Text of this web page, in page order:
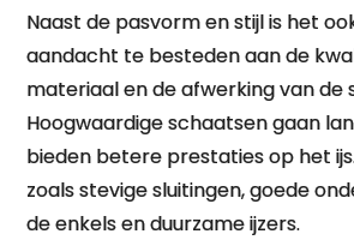
Naast de pasvorm en stijl is het
aandacht te besteden aan de
materiaal en de afwerking van de
Hoogwaardige schaatsen gaan
bieden betere prestaties op het
zoals stevige sluitingen, goede
de enkels en duurzame ijzers.